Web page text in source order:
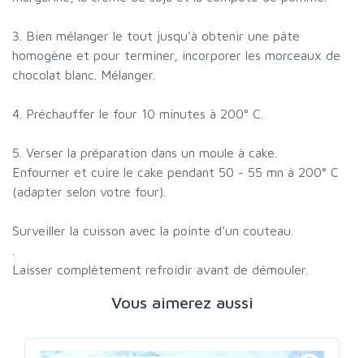
3. Bien mélanger le tout jusqu’à obtenir une pâte
homogène et pour terminer, incorporer les morceaux de
chocolat blanc. Mélanger.
4. Préchauffer le four 10 minutes à 200° C.
5. Verser la préparation dans un moule à cake.
Enfourner et cuire le cake pendant 50 - 55 mn à 200° C
(adapter selon votre four).
Surveiller la cuisson avec la pointe d’un couteau.
Laisser complètement refroidir avant de démouler.
Vous aimerez aussi